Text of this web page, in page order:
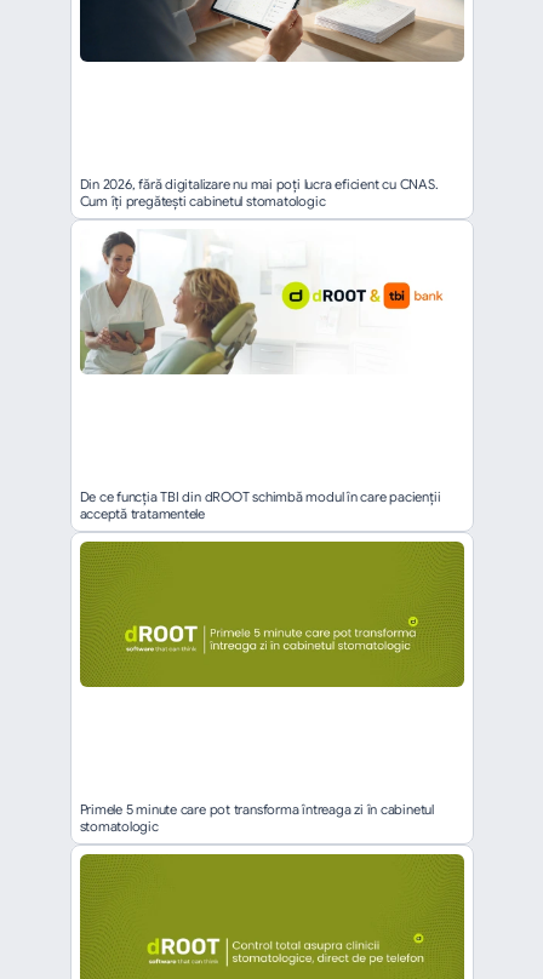
Din 2026, fără digitalizare nu mai poți lucra eficient cu CNAS.
Cum îți pregătești cabinetul stomatologic
De ce funcția TBI din dROOT schimbă modul în care pacienții
acceptă tratamentele
Primele 5 minute care pot transforma întreaga zi în cabinetul
stomatologic